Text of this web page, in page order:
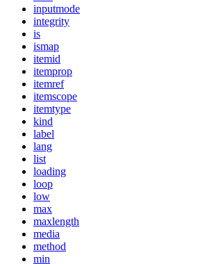
inputmode
integrity
is
ismap
itemid
itemprop
itemref
itemscope
itemtype
kind
label
lang
list
loading
loop
low
max
maxlength
media
method
min